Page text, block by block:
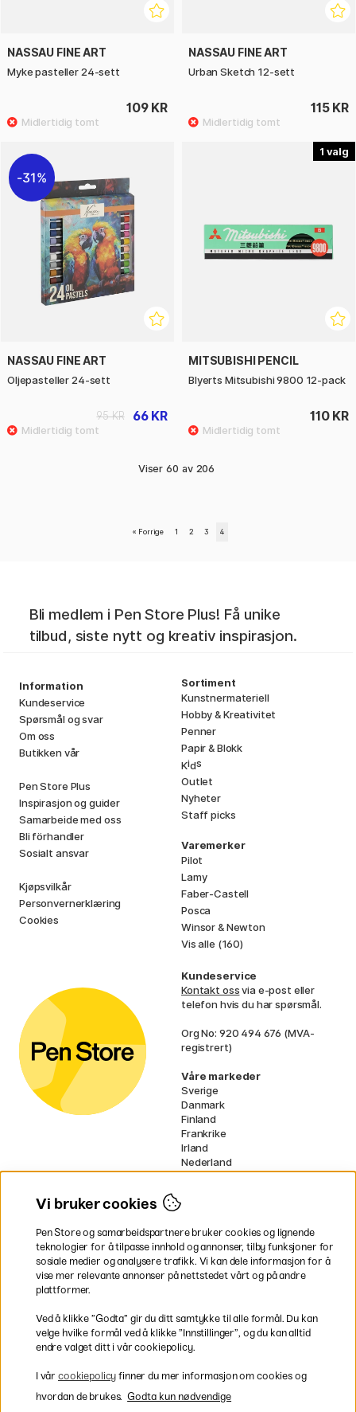
NASSAU FINE ART
Myke pasteller 24-sett
109 KR
NASSAU FINE ART
Urban Sketch 12-sett
115 KR
31%
NASSAU FINE ART
Oljepasteller 24-sett
66 KR
95 KR
1
MITSUBISHI PENCIL
Blyerts Mitsubishi 9800 12-pack
110 KR
Viser 60 av 206
« Forrige 1 2 3 4
Bli medlem i Pen Store Plus! Få unike
tilbud, siste nytt og kreativ inspirasjon.
Information
Kundeservice
Spørsmål og svar
Om oss
Butikken vår
Pen Store Plus
Inspirasjon og guider
Samarbeide med oss
Bli förhandler
Sosialt ansvar
Kjøpsvilkår
Personvernerklæring
Cookies
Sortiment
Kunstnermateriell
Hobby & Kreativitet
Penner
Papir & Blokk
Kids
Outlet
Nyheter
Staff picks
Varemerker
Pilot
Lamy
Faber-Castell
Posca
Winsor & Newton
Vis alle (160)
Kundeservice
Kontakt ossvia e-post eller
telefon hvis du har spørsmål.
Org No: 920 494 676 (MVA-
registrert)
Våre markeder
Sverige
Danmark
Finland
Frankrike
Irland
Nederland
Tyskland
* Spesifikkefraktvilkårgjelder for
voluminøse varer.
Rask og smidig levering
Vi bruker cookies
Pen Store og samarbeidspartnere bruker cookies og lignende
teknologier for å tilpasse innhold og annonser, tilby funksjoner for
sosiale medier og analysere trafikk. Vi kan dele informasjon for å
vise mer relevante annonser på nettstedet vårt og på andre
plattformer.
Ved å klikke ”Godta” gir du ditt samtykke til alle formål. Du kan
velge hvilke formål ved å klikke ”Innstillinger”, og du kan alltid
endre valget ditt i vår cookiepolicy.
I vår cookiepolicy finner du mer informasjon om cookies og
hvordan de brukes. Godta kun nødvendige